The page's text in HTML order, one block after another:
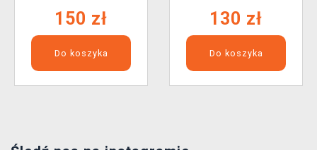
150 zł
Do koszyka
130 zł
Do koszyka